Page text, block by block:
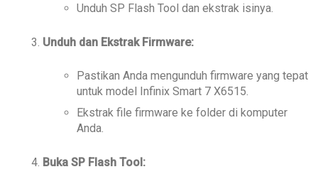
Unduh SP Flash Tool dan ekstrak isinya.
Unduh dan Ekstrak Firmware:
Pastikan Anda mengunduh firmware yang tepat
untuk model Infinix Smart 7 X6515.
Ekstrak file firmware ke folder di komputer
Anda.
Buka SP Flash Tool: